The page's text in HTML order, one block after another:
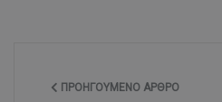
ΠΡΟΗΓΟΎΜΕΝΟ ΆΡΘΡΟ